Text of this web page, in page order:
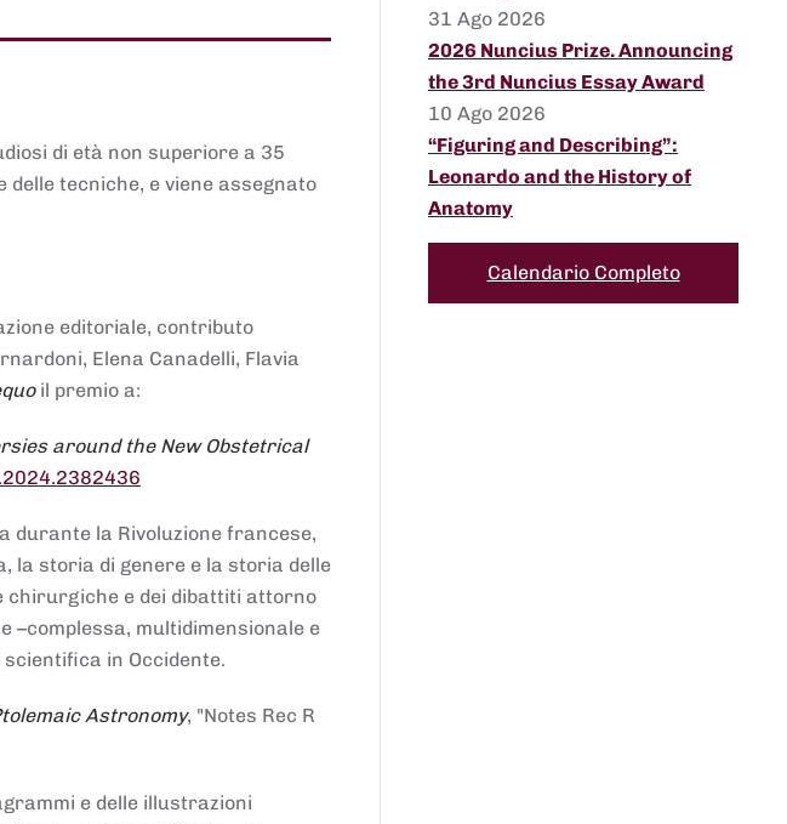
di età non superiore a 35
tecniche, e viene assegnato
editoriale, contributo
Elena Canadelli, Flavia
il premio a:
around the New Obstetrical
durante la Rivoluzione francese,
la storia di genere e la storia delle
chirurgiche e dei dibattiti attorno
–complessa, multidimensionale e
in Occidente.
Astronomy, "Notes Rec R
e delle illustrazioni
31 Ago 2026
2026 Nuncius Prize. Announcing
the 3rd Nuncius Essay Award
10 Ago 2026
“Figuring and Describing”:
Leonardo and the History of
Anatomy
Calendario Completo